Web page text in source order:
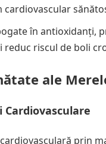
în antioxidanți,
riscul de boli
ale
prin